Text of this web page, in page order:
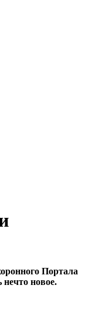
Портала
нечто новое.